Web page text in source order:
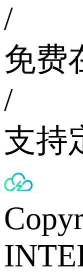
/
免费
/
支持